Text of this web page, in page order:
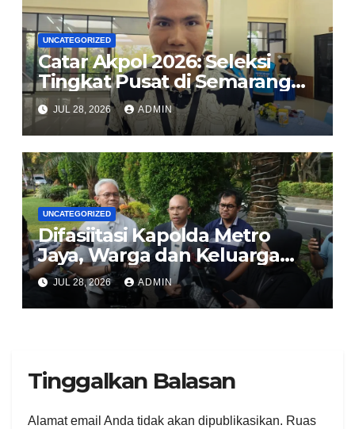
UNCATEGORIZED
Catar Akpol 2026: Seleksi
Tingkat Pusat di Semarang
Usung Prinsip BETAH, Polri
Komitmen Rekrutmen Bersih
dan Transparan
JUL 28, 2026 ADMIN
UNCATEGORIZED
Difasiitasi Kapolda Metro
Jaya, Warga dan Keluarga
Korban Imbau Jaga
Kondusivitas
JUL 28, 2026 ADMIN
Tinggalkan Balasan
Alamat email Anda tidak akan dipublikasikan. Ruas